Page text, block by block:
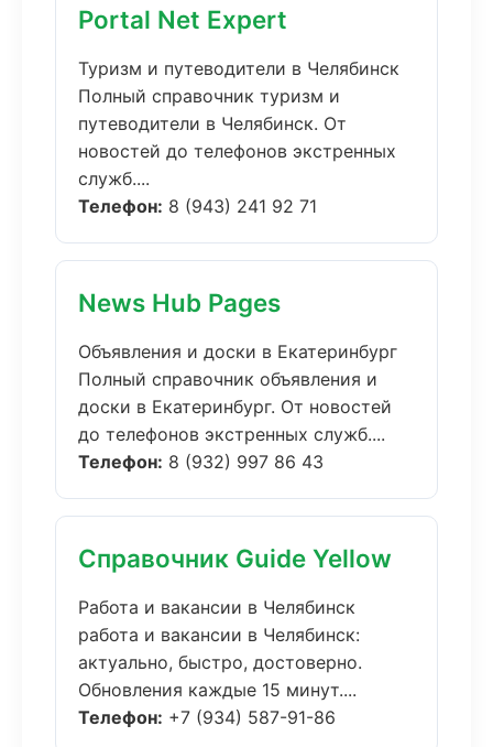
Portal Net Expert
Туризм и путеводители в Челябинск
Полный справочник туризм и
путеводители в Челябинск. От
новостей до телефонов экстренных
служб....
Телефон: 8 (943) 241 92 71
News Hub Pages
Объявления и доски в Екатеринбург
Полный справочник объявления и
доски в Екатеринбург. От новостей
до телефонов экстренных служб....
Телефон: 8 (932) 997 86 43
Справочник Guide Yellow
Работа и вакансии в Челябинск
работа и вакансии в Челябинск:
актуально, быстро, достоверно.
Обновления каждые 15 минут....
Телефон: +7 (934) 587-91-86